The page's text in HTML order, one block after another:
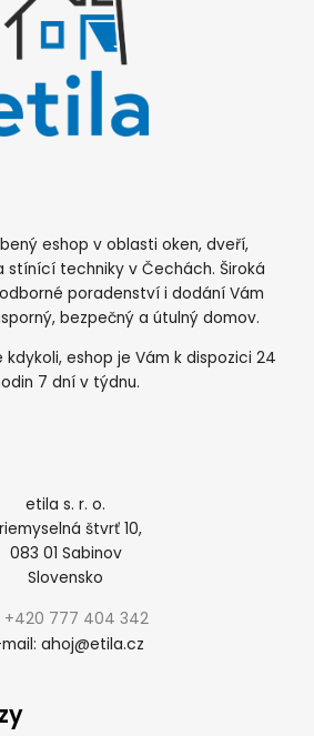
eshop v oblasti oken, dveří,
stínící techniky v Čechách. Široká
poradenství i dodání Vám
bezpečný a útulný domov.
eshop je Vám k dispozici 24
7 dní v týdnu.
etila s. r. o.
štvrť 10,
083 01 Sabinov
Slovensko
+420 777 404 342
ahoj@etila.cz